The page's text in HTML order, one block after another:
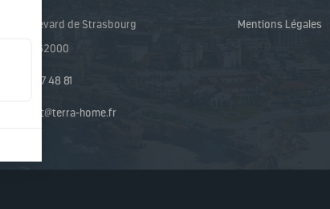
17 boulevard de Strasbourg
Arras, 62000
03 74 47 48 81
contact@terra-home.fr
Mentions Légales